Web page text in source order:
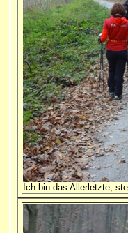
Ich bin das Allerletzte,